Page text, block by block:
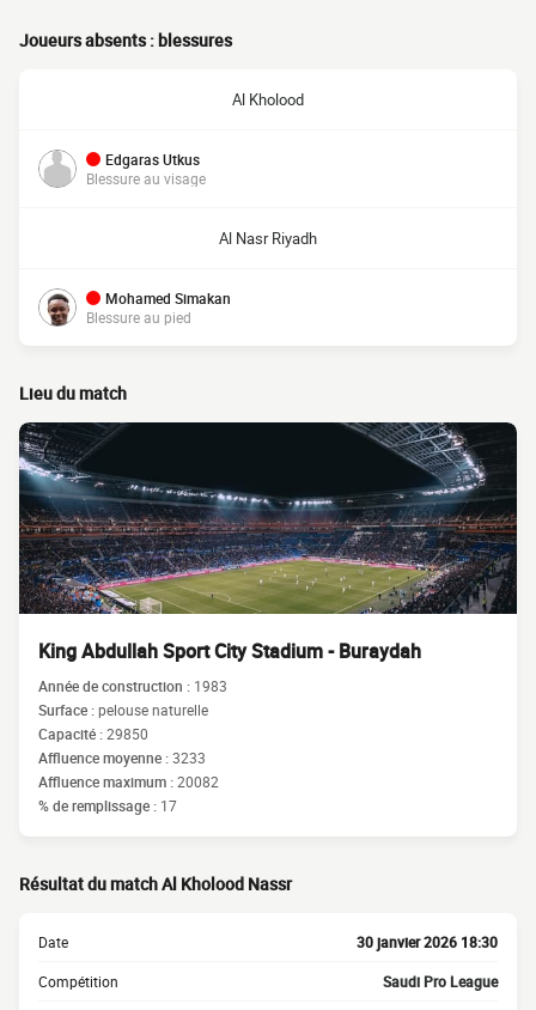
Joueurs absents : blessures
Al Kholood
Edgaras Utkus
Blessure au visage
Al Nasr Riyadh
Mohamed Simakan
Blessure au pied
Lieu du match
King Abdullah Sport City Stadium - Buraydah
Année de construction : 1983
Surface :pelouse naturelle
Capacité :29850
Affluence moyenne :3233
Affluence maximum :20082
% de remplissage : 17
Résultat du match Al Kholood Nassr
Date 30 janvier 2026 18:30
Compétition Saudi Pro League